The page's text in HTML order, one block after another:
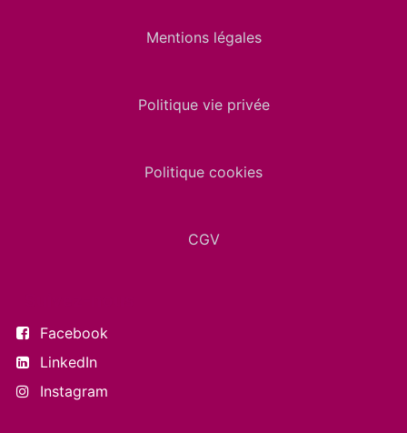
Mentions légales
Politique vie privée
Politique cookies
CGV
Facebook
LinkedIn
Instagram